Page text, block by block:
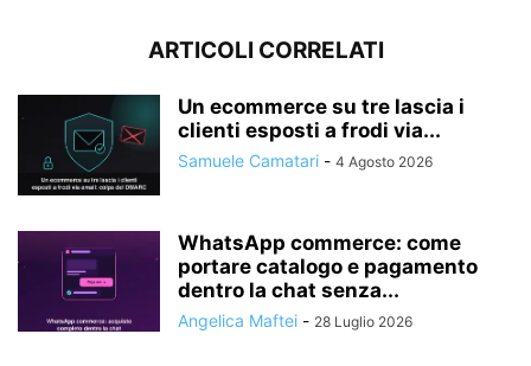
ARTICOLI CORRELATI
Un ecommerce su tre lascia i
clienti esposti a frodi via...
Samuele Camatari - 4 Agosto 2026
WhatsApp commerce: come
portare catalogo e pagamento
dentro la chat senza...
Angelica Maftei - 28 Luglio 2026